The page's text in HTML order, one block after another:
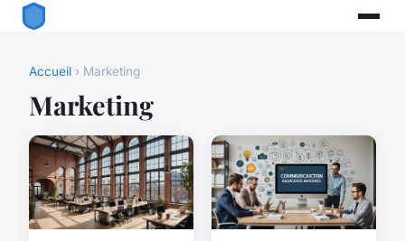
Accueil › Marketing
Marketing